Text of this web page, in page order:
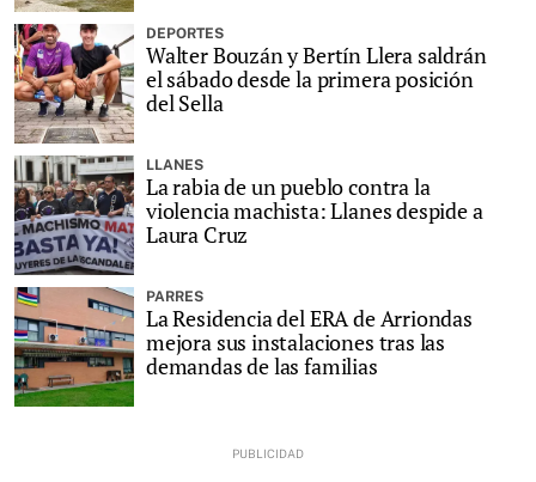
DEPORTES
Walter Bouzán y Bertín Llera saldrán
el sábado desde la primera posición
del Sella
LLANES
La rabia de un pueblo contra la
violencia machista: Llanes despide a
Laura Cruz
PARRES
La Residencia del ERA de Arriondas
mejora sus instalaciones tras las
demandas de las familias